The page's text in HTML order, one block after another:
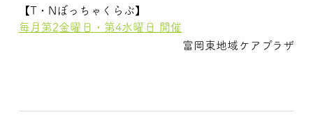
【T・Nぼっちゃくらぶ】
毎月第2金曜日・第4水曜日 開催
富岡東地域ケアプラザ